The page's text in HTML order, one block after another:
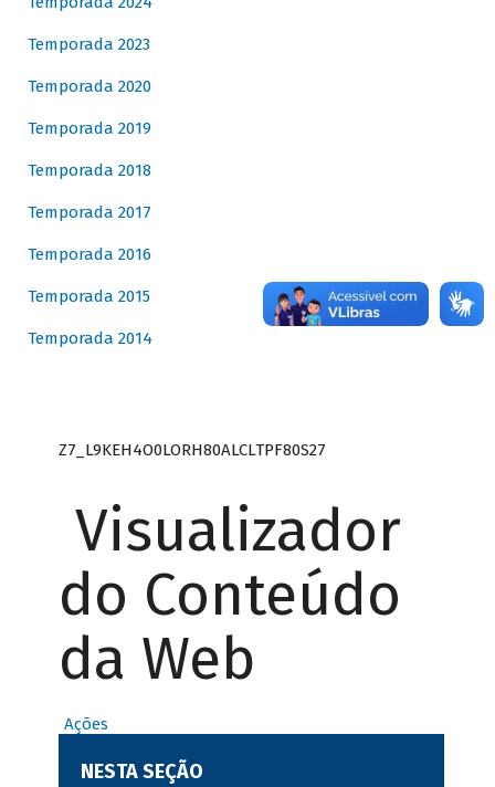
Temporada 2023
Temporada 2020
Temporada 2019
Temporada 2018
Temporada 2017
Temporada 2016
Temporada 2015
Temporada 2014
Z7_L9KEH4O0LORH80ALCLTPF80S27
Visualizador
do Conteúdo
da Web
Ações
NESTA SEÇÃO